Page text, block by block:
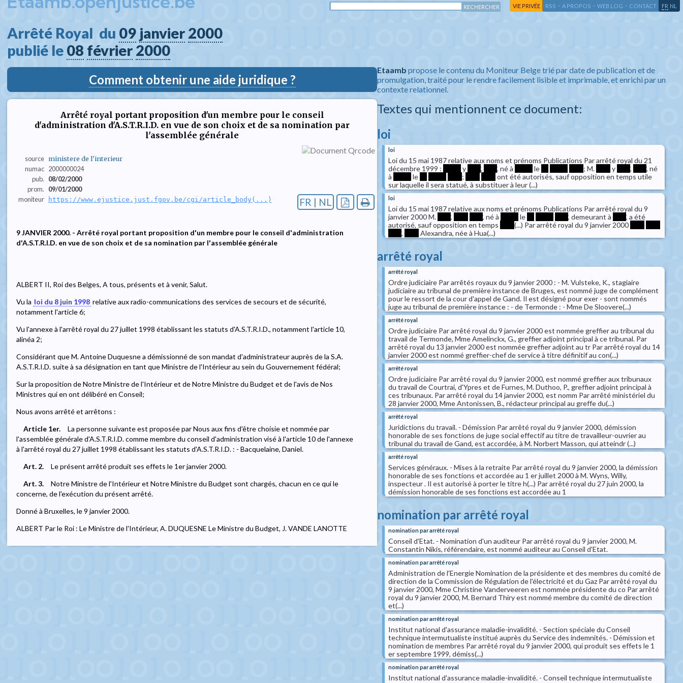
VIE PRIVÉE RSS - A PROPOS - WEB LOG - CONTACT FR NL
Arrêté Royal  du 09 janvier 2000
publié le 08 février 2000
Comment obtenir une aide juridique ?
Arrêté royal portant proposition d'un membre pour le conseil
d'administration d'A.S.T.R.I.D. en vue de son choix et de sa nomination par
l'assemblée générale
source ministere de l'interieur
numac 2000000024
pub.
08/02/2000
prom.
09/01/2000
moniteur
https://www.ejustice.just.fgov.be/cgi/article_body(...) FR | NL
9 JANVIER 2000. - Arrêté royal portant proposition d'un membre pour le conseil d'administration
d'A.S.T.R.I.D. en vue de son choix et de sa nomination par l'assemblée générale
ALBERT II, Roi des Belges, A tous, présents et à venir, Salut.
Vu la loi du 8 juin 1998 relative aux radio-communications des services de secours et de sécurité,
notamment l'article 6;
Vu l'annexe à l'arrêté royal du 27 juillet 1998 établissant les statuts d'A.S.T.R.I.D., notamment l'article 10,
alinéa 2;
Considérant que M. Antoine Duquesne a démissionné de son mandat d'administrateur auprès de la S.A.
A.S.T.R.I.D. suite à sa désignation en tant que Ministre de l'Intérieur au sein du Gouvernement fédéral;
Sur la proposition de Notre Ministre de l'Intérieur et de Notre Ministre du Budget et de l'avis de Nos
Ministres qui en ont délibéré en Conseil;
Nous avons arrêté et arrêtons :
Article 1er.
La personne suivante est proposée par Nous aux fins d'être choisie et nommée par
l'assemblée générale d'A.S.T.R.I.D. comme membre du conseil d'administration visé à l'article 10 de l'annexe
à l'arrêté royal du 27 juillet 1998 établissant les statuts d'A.S.T.R.I.D. : - Bacquelaine, Daniel.
Art. 2.
Le présent arrêté produit ses effets le 1er janvier 2000.
Art. 3.
Notre Ministre de l'Intérieur et Notre Ministre du Budget sont chargés, chacun en ce qui le
concerne, de l'exécution du présent arrêté.
Donné à Bruxelles, le 9 janvier 2000.
ALBERT Par le Roi : Le Ministre de l'Intérieur, A. DUQUESNE Le Ministre du Budget, J. VANDE LANOTTE
Etaamb propose le contenu du Moniteur Belge trié par date de publication et de
promulgation, traité pour le rendre facilement lisible et imprimable, et enrichi par un
contexte relationnel.
Textes qui mentionnent ce document:
loi
loi
Loi du 15 mai 1987 relative aux noms et prénoms Publications Par arrêté royal du 21
décembre 1999 :
y , , né à le ; M. y ,
, né
à
le ;
ont été autorisés, sauf opposition en temps utile
sur laquelle il sera statué, à substituer à leur (...)
loi
Loi du 15 mai 1987 relative aux noms et prénoms Publications Par arrêté royal du 9
janvier 2000 M.
, , né à le , demeurant à
, a été
autorisé, sauf opposition en temps
(...) Par arrêté royal du 9 janvier 2000
, Alexandra, née à Hua(...)
arrêté royal
arrêté royal
Ordre judiciaire Par arrêtés royaux du 9 janvier 2000 : - M. Vulsteke, K., stagiaire
judiciaire au tribunal de première instance de Bruges, est nommé juge de complément
pour le ressort de la cour d'appel de Gand. Il est désigné pour exer - sont nommés
juge au tribunal de première instance : - de Termonde : - Mme De Sloovere(...)
arrêté royal
Ordre judiciaire Par arrêté royal du 9 janvier 2000 est nommée greffier au tribunal du
travail de Termonde, Mme Amelinckx, G., greffier adjoint principal à ce tribunal. Par
arrêté royal du 13 janvier 2000 est nommée greffier adjoint au tr Par arrêté royal du 14
janvier 2000 est nommé greffier-chef de service à titre définitif au con(...)
arrêté royal
Ordre judiciaire Par arrêté royal du 9 janvier 2000, est nommé greffier aux tribunaux
du travail de Courtrai, d'Ypres et de Furnes, M. Duthoo, P., greffier adjoint principal à
ces tribunaux. Par arrêté royal du 14 janvier 2000, est nomm Par arrêté ministériel du
28 janvier 2000, Mme Antonissen, B., rédacteur principal au greffe du(...)
arrêté royal
Juridictions du travail. - Démission Par arrêté royal du 9 janvier 2000, démission
honorable de ses fonctions de juge social effectif au titre de travailleur-ouvrier au
tribunal du travail de Gand, est accordée, à M. Norbert Masson, qui atteindr (...)
arrêté royal
Services généraux. - Mises à la retraite Par arrêté royal du 9 janvier 2000, la démission
honorable de ses fonctions et accordée au 1 er juillet 2000 à M. Wyns, Willy,
inspecteur . Il est autorisé à porter le titre h(...) Par arrêté royal du 27 juin 2000, la
démission honorable de ses fonctions est accordée au 1
nomination par arrêté royal
nomination par arrêté royal
Conseil d'Etat. - Nomination d'un auditeur Par arrêté royal du 9 janvier 2000, M.
Constantin Nikis, référendaire, est nommé auditeur au Conseil d'Etat.
nomination par arrêté royal
Administration de l'Energie Nomination de la présidente et des membres du comité de
direction de la Commission de Régulation de l'électricité et du Gaz Par arrêté royal du
9 janvier 2000, Mme Christine Vanderveeren est nommée présidente du co Par arrêté
royal du 9 janvier 2000, M. Bernard Thiry est nommé membre du comité de direction
et(...)
nomination par arrêté royal
Institut national d'assurance maladie-invalidité. - Section spéciale du Conseil
technique intermutualiste institué auprès du Service des indemnités. - Démission et
nomination de membres Par arrêté royal du 9 janvier 2000, qui produit ses effets le 1
er septembre 1999, démiss(...)
nomination par arrêté royal
Institut national d'assurance maladie-invalidité. - Conseil technique intermutualiste